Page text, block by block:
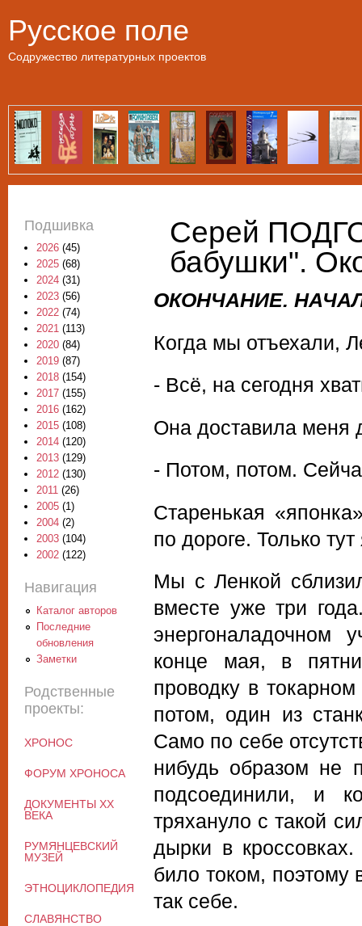
Русское поле
Содружество литературных проектов
Серей
бабушки".
ОКОНЧАНИЕ.
Когда мы отъехали,
- Всё, на сегодня
Она доставила меня
- Потом, потом.
Старенькая
по дороге. Только
Мы с Ленкой
вместе уже три
энергоналадочном
конце мая, в
проводку в
потом, один из
Само по себе
нибудь образом не
подсоединили, и
тряхануло с такой
дырки в
било током,
так себе.
Подшивка
2026 (45)
2025 (68)
2024 (31)
2023 (56)
2022 (74)
2021 (113)
2020 (84)
2019 (87)
2018 (154)
2017 (155)
2016 (162)
2015 (108)
2014 (120)
2013 (129)
2012 (130)
2011 (26)
2005 (1)
2004 (2)
2003 (104)
2002 (122)
Навигация
Каталог авторов
Последние
обновления
Заметки
Родственные
проекты:
ХРОНОС
ФОРУМ ХРОНОСА
ДОКУМЕНТЫ XX
ВЕКА
РУМЯНЦЕВСКИЙ
МУЗЕЙ
ЭТНОЦИКЛОПЕДИЯ
СЛАВЯНСТВО